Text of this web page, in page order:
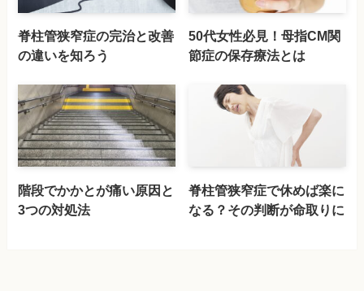
脊柱管狭窄症の完治と改善
の違いを知ろう
50代女性必見！母指CM関
節症の保存療法とは
階段でかかとが痛い原因と
3つの対処法
脊柱管狭窄症で休めば楽に
なる？その判断が命取りに